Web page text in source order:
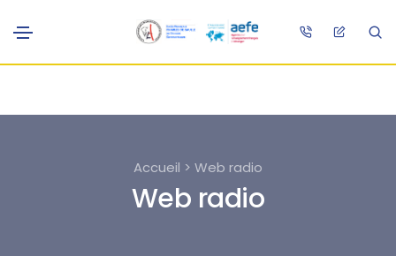
Accueil > Web radio
Web radio